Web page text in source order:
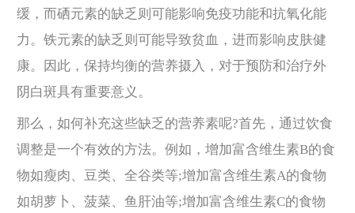
缓，而硒元素的缺乏则可能影响免疫功能和抗氧化能
力。铁元素的缺乏则可能导致贫血，进而影响皮肤健
康。因此，保持均衡的营养摄入，对于预防和治疗外
阴白斑具有重要意义。
那么，如何补充这些缺乏的营养素呢?首先，通过饮食
调整是一个有效的方法。例如，增加富含维生素B的食
物如瘦肉、豆类、全谷类等;增加富含维生素A的食物
如胡萝卜、菠菜、鱼肝油等;增加富含维生素C的食物